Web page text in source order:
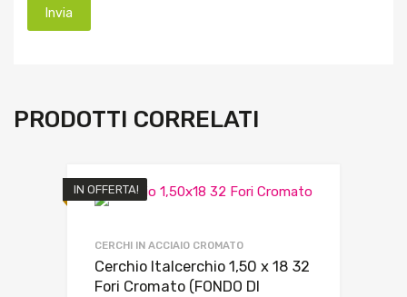
PRODOTTI CORRELATI
IN OFFERTA!
CERCHI IN ACCIAIO CROMATO
Cerchio Italcerchio 1,50 x 18 32
Fori Cromato (FONDO DI